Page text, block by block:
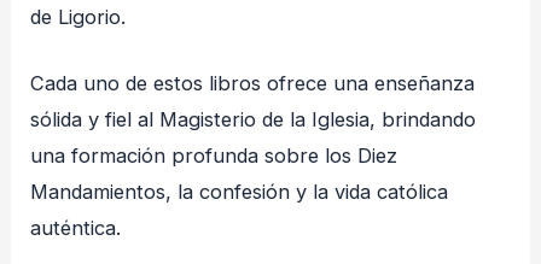
de Ligorio.
Cada uno de estos libros ofrece una enseñanza
sólida y fiel al Magisterio de la Iglesia, brindando
una formación profunda sobre los Diez
Mandamientos, la confesión y la vida católica
auténtica.